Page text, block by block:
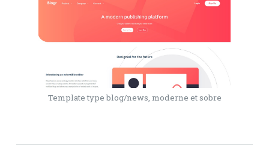
Template type blog/news, moderne et sobre